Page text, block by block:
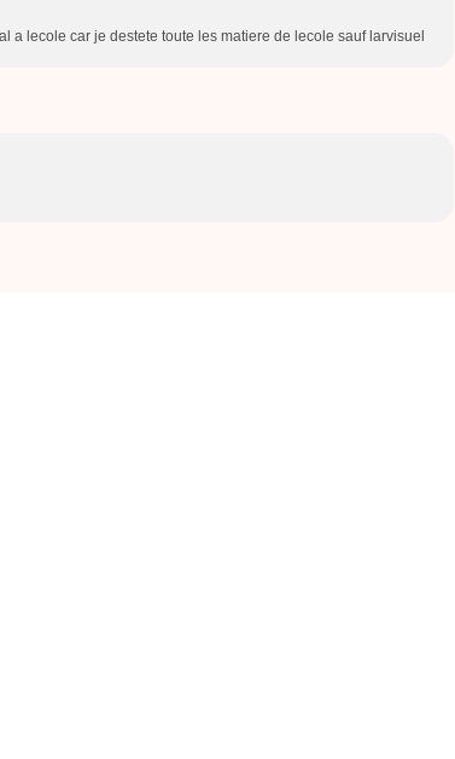
a lecole car je destete toute les matiere de lecole sauf larvisuel